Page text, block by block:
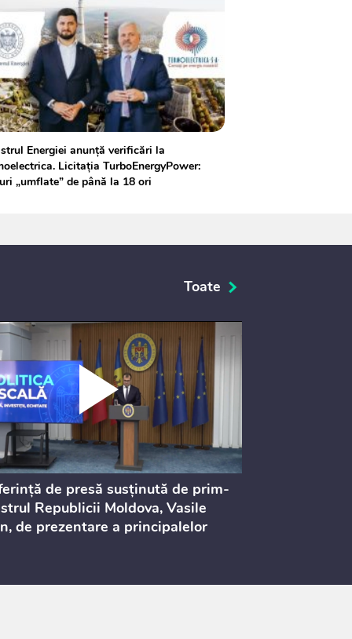
Energiei anunță verificări la
Licitația TurboEnergyPower:
„umflate” de până la 18 ori
Toate
de presă susținută de prim-
Republicii Moldova, Vasile
de prezentare a principalelor
publice